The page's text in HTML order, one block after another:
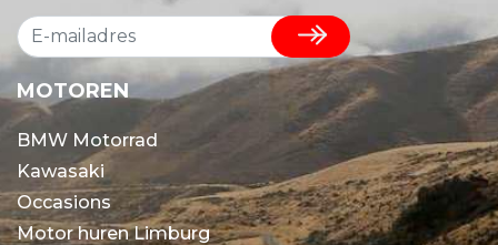
MOTOREN
BMW Motorrad
Kawasaki
Occasions
Motor huren Limburg